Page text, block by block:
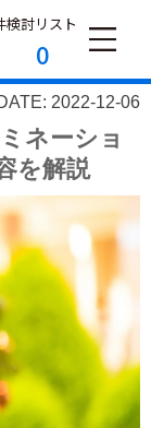
検討リスト
0
2022-12-06
ネーショ
を解説